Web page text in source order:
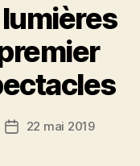
Date22 mai 2019